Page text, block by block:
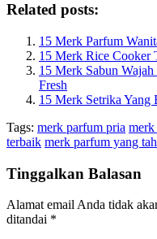
Related posts:
15 Merk Parfum
15 Merk Rice Cooker
15 Merk Sabun
Fresh
15 Merk Setrika Yang
Tags: merk parfum pria
terbaik merk parfum yang
Tinggalkan Balasan
Alamat email Anda tidak
ditandai *